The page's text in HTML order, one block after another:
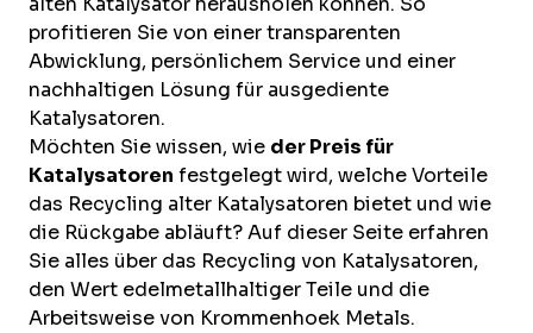
profitieren Sie von einer transparenten
Abwicklung, persönlichem Service und einer
nachhaltigen Lösung für ausgediente
Katalysatoren.
Möchten Sie wissen, wie der Preis für
Katalysatoren festgelegt wird, welche Vorteile
das Recycling alter Katalysatoren bietet und wie
die Rückgabe abläuft? Auf dieser Seite erfahren
Sie alles über das Recycling von Katalysatoren,
den Wert edelmetallhaltiger Teile und die
Arbeitsweise von Krommenhoek Metals.